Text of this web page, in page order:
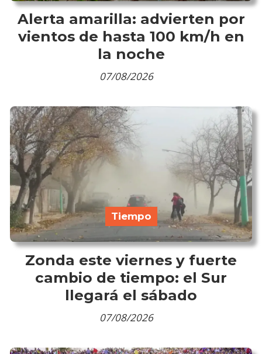
Alerta amarilla: advierten por
vientos de hasta 100 km/h en
la noche
07/08/2026
Zonda este viernes y fuerte
cambio de tiempo: el Sur
llegará el sábado
Tiempo
07/08/2026